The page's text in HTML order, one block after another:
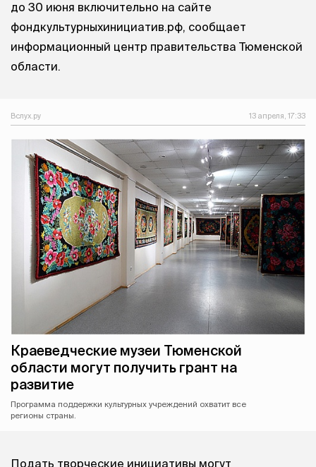
до 30 июня включительно на сайте
фондкультурныхинициатив.рф, сообщает
информационный центр правительства Тюменской
области.
Вслух.ру 13 апреля, 17:33
Краеведческие музеи Тюменской
области могут получить грант на
развитие
Программа поддержки культурных учреждений охватит все
регионы страны.
Подать творческие инициативы могут